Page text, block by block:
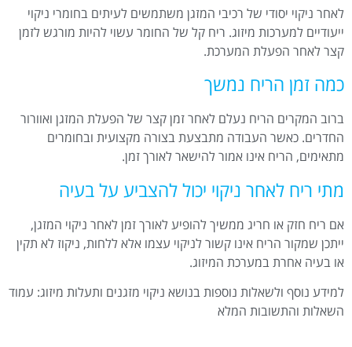
לאחר ניקוי יסודי של רכיבי המזגן משתמשים לעיתים בחומרי ניקוי
ייעודיים למערכות מיזוג. ריח קל של החומר עשוי להיות מורגש לזמן
קצר לאחר הפעלת המערכת.
כמה זמן הריח נמשך
ברוב המקרים הריח נעלם לאחר זמן קצר של הפעלת המזגן ואוורור
החדרים. כאשר העבודה מתבצעת בצורה מקצועית ובחומרים
מתאימים, הריח אינו אמור להישאר לאורך זמן.
מתי ריח לאחר ניקוי יכול להצביע על בעיה
אם ריח חזק או חריג ממשיך להופיע לאורך זמן לאחר ניקוי המזגן,
ייתכן שמקור הריח אינו קשור לניקוי עצמו אלא ללחות, ניקוז לא תקין
או בעיה אחרת במערכת המיזוג.
למידע נוסף ולשאלות נוספות בנושא ניקוי מזגנים ותעלות מיזוג: עמוד
השאלות והתשובות המלא